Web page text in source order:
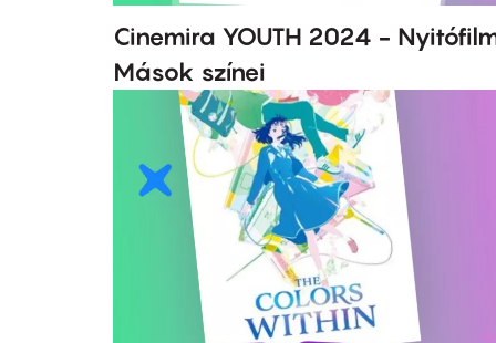
Cinemira YOUTH 2024 -
Mások színei